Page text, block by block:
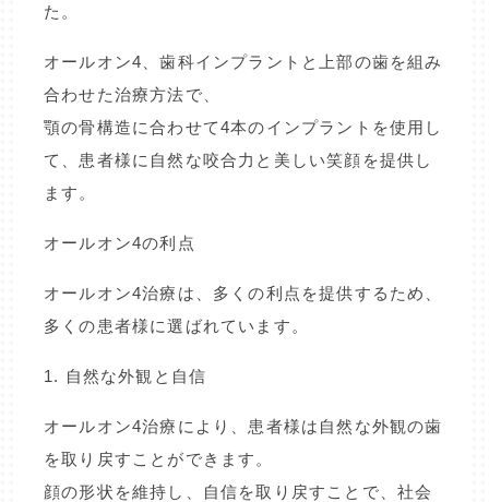
た。
オールオン4、歯科インプラントと上部の歯を組み
合わせた治療方法で、
顎の骨構造に合わせて4本のインプラントを使用し
て、患者様に自然な咬合力と美しい笑顔を提供し
ます。
オールオン4の利点
オールオン4治療は、多くの利点を提供するため、
多くの患者様に選ばれています。
1. 自然な外観と自信
オールオン4治療により、患者様は自然な外観の歯
を取り戻すことができます。
顔の形状を維持し、自信を取り戻すことで、社会